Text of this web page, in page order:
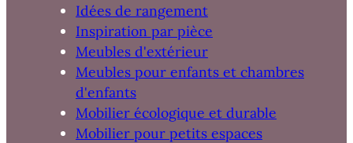
Idées de rangement
Inspiration par pièce
Meubles d'extérieur
Meubles pour enfants et chambres
d'enfants
Mobilier écologique et durable
Mobilier pour petits espaces